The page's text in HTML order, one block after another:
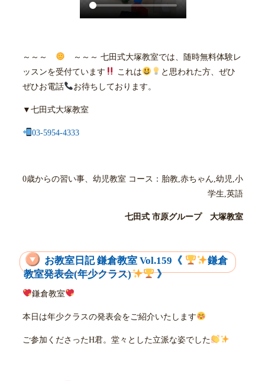
～～～
～～～ 七田式大塚教室では、随時無料体験レ
ッスンを受付ています
これは
と思われた方、ぜひ
ぜひお電話
お待ちしております。
▼七田式大塚教室
03-5954-4333
0歳からの習い事、幼児教室 コース：胎教,赤ちゃん,幼児,小
学生,英語
七田式 市原グループ 大塚教室
お教室日記 鎌倉教室 Vol.159《
鎌倉
教室発表会(年少クラス)
》
鎌倉教室
本日は年少クラスの発表会をご紹介いたします
ご参加くださったH君。堂々とした立派な姿でした